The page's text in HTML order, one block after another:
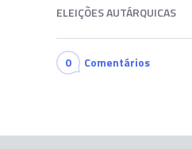
ELEIÇÕES AUTÁRQUICAS
0 Comentários